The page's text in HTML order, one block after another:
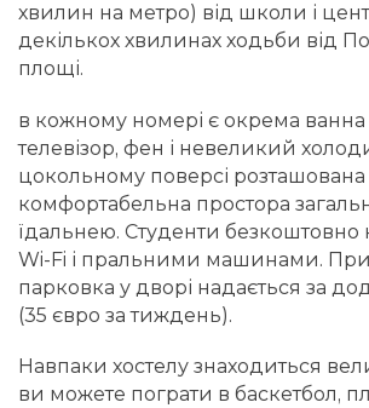
хвилин на метро) від школи і
декількох хвилинах ходьби від
площі.
в кожному номері є окрема ванна
телевізор, фен і невеликий
цокольному поверсі розташована
комфортабельна простора
їдальнею. Студенти безкоштовно
Wi-Fi і пральними машинами.
парковка у дворі надається за
(35 євро за тиждень).
Навпаки хостелу знаходиться
ви можете пограти в баскетбол,